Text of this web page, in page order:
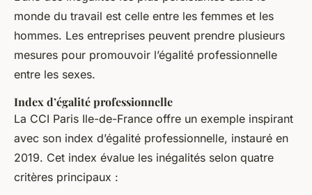
monde du travail est celle entre les femmes et les
hommes. Les entreprises peuvent prendre plusieurs
mesures pour promouvoir l’égalité professionnelle
entre les sexes.
Index d’égalité professionnelle
La CCI Paris Ile-de-France offre un exemple inspirant
avec son index d’égalité professionnelle, instauré en
2019. Cet index évalue les inégalités selon quatre
critères principaux :